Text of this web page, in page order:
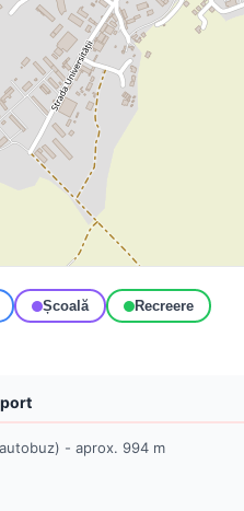
Școală Recreere
- aprox. 994 m